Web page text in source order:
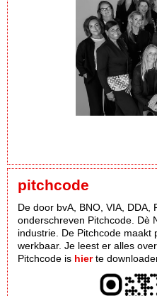
pitchcode
De door bvA, BNO, VIA, DDA,
onderschreven Pitchcode. Dè
industrie. De Pitchcode maakt
werkbaar. Je leest er alles
Pitchcode is hierte